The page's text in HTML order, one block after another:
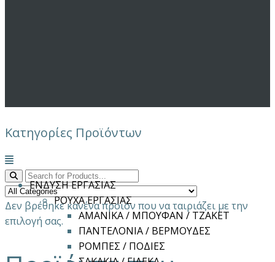
Κατηγορίες Προϊόντων
Μενού
ΕΝΔΥΣΗ ΕΡΓΑΣΙΑΣ
ΡΟΥΧΑ ΕΡΓΑΣΙΑΣ
ΑΜΑΝΙΚΑ / ΜΠΟΥΦΑΝ / ΤΖΑΚΕΤ
ΠΑΝΤΕΛΟΝΙΑ / ΒΕΡΜΟΥΔΕΣ
ΡΟΜΠΕΣ / ΠΟΔΙΕΣ
Δεν βρέθηκε κανένα προϊόν που να ταιριάζει με την
επιλογή σας.